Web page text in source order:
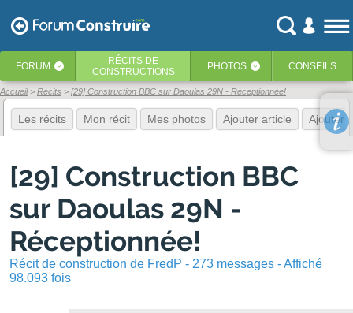
FORUM ‹ RÉCITS DE
CONSTRUCTIONS
PHOTOS ‹ CONSEILS
Accueil Récits [29] Construction BBC sur Daoulas 29N - Réceptionnée!
Les récits Mon récit Mes photos Ajouter article Ajouter
[29] Construction BBC
sur Daoulas 29N -
Réceptionnée!
Récit de construction de FredP - 273 messages - Affiché
98.093 fois